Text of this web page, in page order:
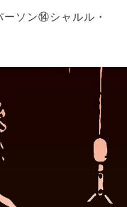
ーソン⑭シャルル・